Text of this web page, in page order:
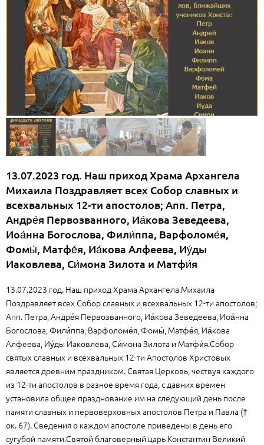
13.07.2023 год. Наш приход Храма Архангела
Михаила Поздравляет всех Собор славных и
всехвальных 12-ти апостолов; Апп. Петра,
Андре́я Первозванного, Иа́кова Зеведеева,
Иоа́нна Богослова, Фили́ппа, Варфоломе́я,
Фомы́, Матфе́я, Иа́кова Алфеева, Иу́ды
Иаковлева, Си́мона Зилота и Матфи́я
13.07.2023 год. Наш приход Храма Архангела Михаила
Поздравляет всех Собор славных и всехвальных 12-ти апостолов;
Апп. Петра, Андре́я Первозванного, Иа́кова Зеведеева, Иоа́нна
Богослова, Фили́ппа, Варфоломе́я, Фомы́, Матфе́я, Иа́кова
Алфеева, Иу́ды Иаковлева, Си́мона Зилота и Матфи́я.Собор
святых славных и всехвальных 12-ти Апостолов Христовых
является древним праздником. Святая Церковь, чествуя каждого
из 12-ти апостолов в разное время года, с давних времен
установила общее празднование им на следующий день после
памяти славных и первоверховных апостолов Петра и Павла (†
ок. 67). Сведения о каждом апостоле приведены в день его
сугубой памяти.Святой благоверный царь Константин Великий